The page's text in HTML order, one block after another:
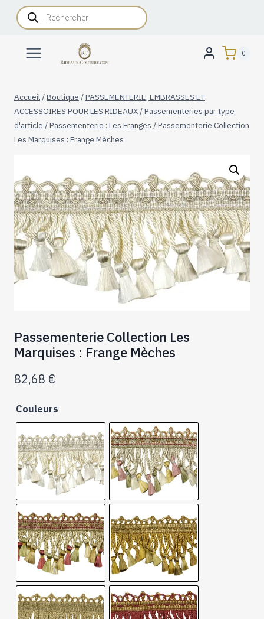
AllerRecherche
de
produits
0
Accueil /Boutique /PASSEMENTERIE, EMBRASSES ET
ACCESSOIRES POUR LES RIDEAUX /Passementeries par type
d'article /Passementerie : Les Franges /Passementerie Collection
Les Marquises : Frange Mèches
Passementerie Collection Les
Marquises : Frange Mèches
82,68 €
Couleurs